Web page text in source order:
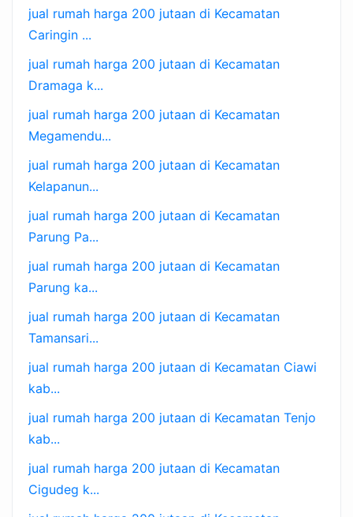
jual rumah harga 200 jutaan di Kecamatan
Caringin ...
jual rumah harga 200 jutaan di Kecamatan
Dramaga k...
jual rumah harga 200 jutaan di Kecamatan
Megamendu...
jual rumah harga 200 jutaan di Kecamatan
Kelapanun...
jual rumah harga 200 jutaan di Kecamatan
Parung Pa...
jual rumah harga 200 jutaan di Kecamatan
Parung ka...
jual rumah harga 200 jutaan di Kecamatan
Tamansari...
jual rumah harga 200 jutaan di Kecamatan Ciawi
kab...
jual rumah harga 200 jutaan di Kecamatan Tenjo
kab...
jual rumah harga 200 jutaan di Kecamatan
Cigudeg k...